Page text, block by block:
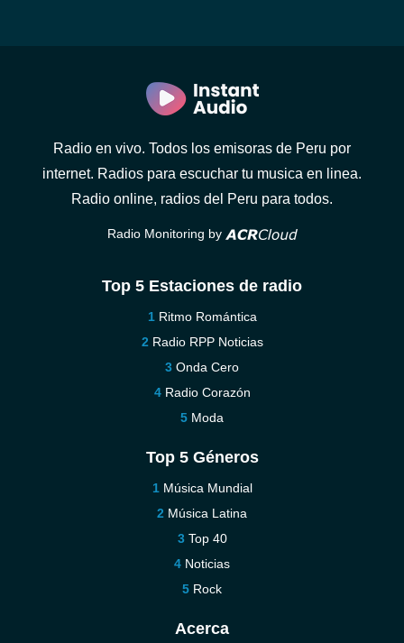
Radio en vivo. Todos los emisoras de Peru por
internet. Radios para escuchar tu musica en linea.
Radio online, radios del Peru para todos.
Radio Monitoring by
Top 5 Estaciones de radio
Ritmo Romántica
Radio RPP Noticias
Onda Cero
Radio Corazón
Moda
Top 5 Géneros
Música Mundial
Música Latina
Top 40
Noticias
Rock
Acerca